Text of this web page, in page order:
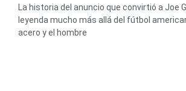
La historia del anuncio que convirtió a Joe
leyenda mucho más allá del fútbol
acero y el hombre